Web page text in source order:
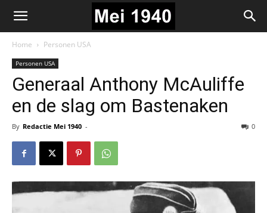
Home Personen USA
Personen USA
Generaal Anthony McAuliffe
en de slag om Bastenaken
By Redactie Mei 1940 - 0